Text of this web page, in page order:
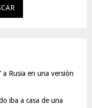
a Rusia en una versión
iba a casa de una